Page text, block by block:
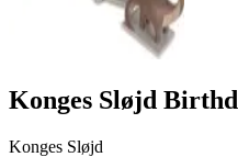
Konges Sløjd
Konges Sløjd